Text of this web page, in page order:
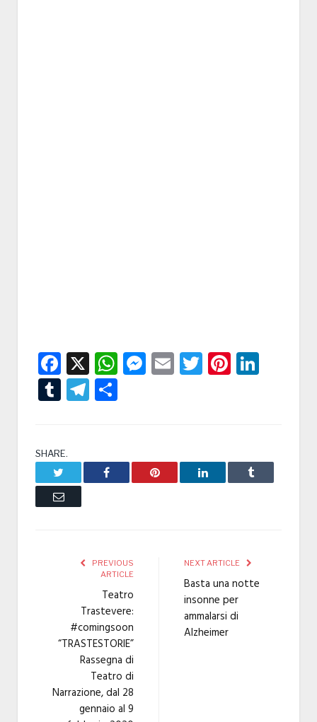
Facebook
X WhatsApp
Messenger
EmailTwitter
TumblrTelegram
SHARE.
Facebook Pinterest LinkedIn Tumblr
Email
PREVIOUS
ARTICLE
Teatro
Trastevere:
#comingsoon
“TRASTESTORIE”
Rassegna di
Teatro di
Narrazione, dal 28
gennaio al 9
NEXT ARTICLE
Basta una notte
insonne per
ammalarsi di
Alzheimer